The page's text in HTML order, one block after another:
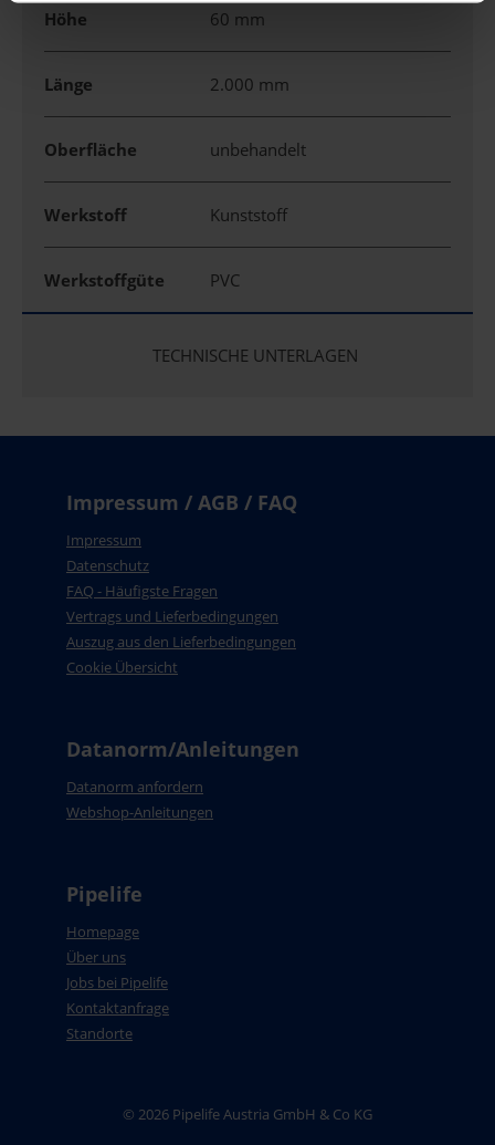
Höhe 60 mm
Länge 2.000 mm
Oberfläche unbehandelt
Werkstoff Kunststoff
Werkstoffgüte PVC
TECHNISCHE UNTERLAGEN
Impressum / AGB / FAQ
Impressum
Datenschutz
FAQ - Häufigste Fragen
Vertrags und Lieferbedingungen
Auszug aus den Lieferbedingungen
Cookie Übersicht
Datanorm/Anleitungen
Datanorm anfordern
Webshop-Anleitungen
Pipelife
Homepage
Über uns
Jobs bei Pipelife
Kontaktanfrage
Standorte
© 2026 Pipelife Austria GmbH & Co KG